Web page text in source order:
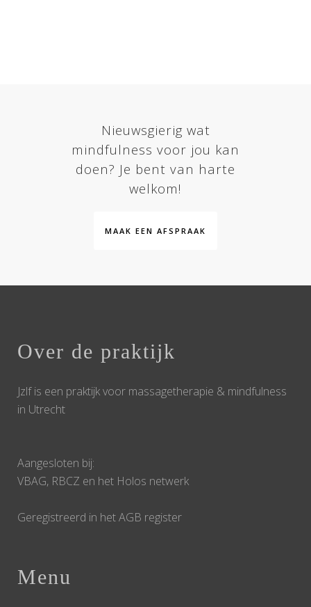
Nieuwsgierig wat
mindfulness voor jou kan
doen? Je bent van harte
welkom!
MAAK EEN AFSPRAAK
Over de praktijk
Jzlf is een praktijk voor massagetherapie & mindfulness
in Utrecht
Aangesloten bij:
VBAG, RBCZ en het Holos netwerk
Geregistreerd in het AGB register
Menu